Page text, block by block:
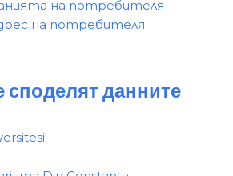
на потребителя
на потребителя
споделят данните